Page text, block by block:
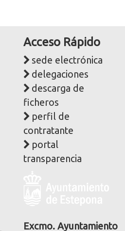
Acceso Rápido
sede electrónica
delegaciones
descarga de
ficheros
perfil de
contratante
portal
transparencia
corporativa
Excmo. Ayuntamiento